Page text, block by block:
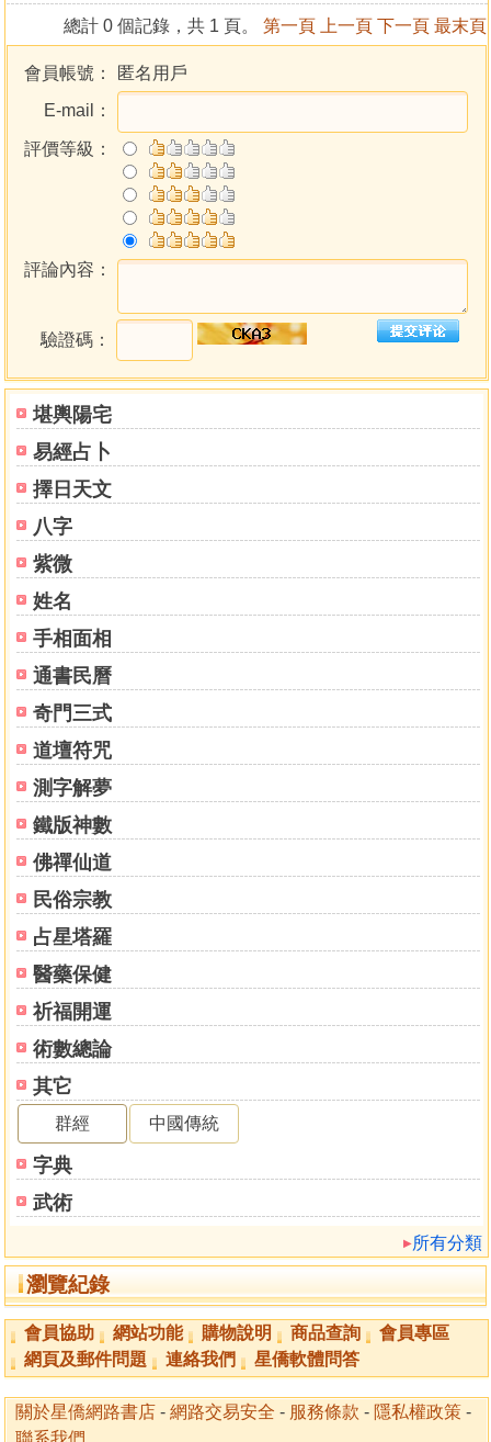
堪輿陽宅
易經占卜
擇日天文
八字
紫微
姓名
手相面相
通書民曆
奇門三式
道壇符咒
測字解夢
鐵版神數
佛禪仙道
民俗宗教
占星塔羅
醫藥保健
祈福開運
術數總論
其它
群經 中國傳統
字典
武術
所有分類
瀏覽紀錄
總計 0 個記錄，共 1 頁。 第一頁 上一頁 下一頁 最末頁
會員帳號：
匿名用戶
E-mail：
評價等級：
評論內容：
驗證碼：
會員協助 網站功能 購物說明 商品查詢
會員專區
網頁及郵件問題
連絡我們 星僑軟體問答
關於星僑網路書店 - 網路交易安全 - 服務條款 - 隱私權政策 -